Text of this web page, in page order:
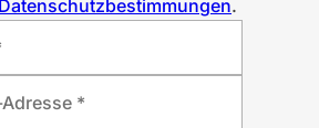
Datenschutzbestimmungen.